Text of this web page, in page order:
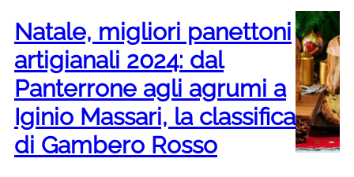
Natale, migliori panettoni
artigianali 2024: dal
Panterrone agli agrumi a
Iginio Massari, la classifica
di Gambero Rosso